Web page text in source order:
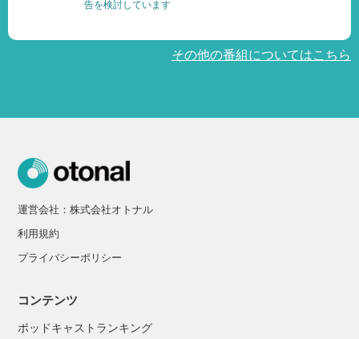
告を検討しています
その他の番組についてはこちら
運営会社：株式会社オトナル
利用規約
プライバシーポリシー
コンテンツ
ポッドキャストランキング